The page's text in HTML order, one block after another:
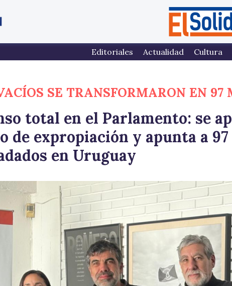
Editoriales Actualidad Cultura
SE TRANSFORMARON EN 97
total en el Parlamento: se
de expropiación y apunta a
en Uruguay